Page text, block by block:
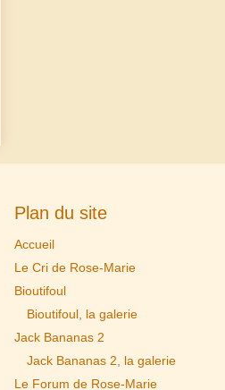
Plan du site
Accueil
Le Cri de Rose-Marie
Bioutifoul
Bioutifoul, la galerie
Jack Bananas 2
Jack Bananas 2, la galerie
Le Forum de Rose-Marie